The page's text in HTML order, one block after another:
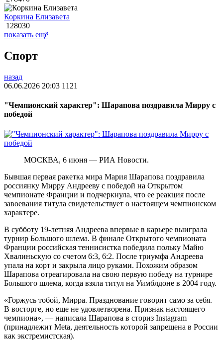
Коркина Елизавета
128030
показать ещё
Спорт
назад
06.06.2026 20:03 1121
"Чемпионский характер": Шарапова поздравила Мирру с
победой
МОСКВА, 6 июня — РИА Новости.
Бывшая первая ракетка мира Мария Шарапова поздравила
россиянку Мирру Андрееву с победой на Открытом
чемпионате Франции и подчеркнула, что ее реакция после
завоевания титула свидетельствует о настоящем чемпионском
характере.
В субботу 19-летняя Андреева впервые в карьере выиграла
турнир Большого шлема. В финале Открытого чемпионата
Франции российская теннисистка победила польку Майю
Хвалиньскую со счетом 6:3, 6:2. После триумфа Андреева
упала на корт и закрыла лицо руками. Похожим образом
Шарапова отреагировала на свою первую победу на турнире
Большого шлема, когда взяла титул на Уимблдоне в 2004 году.
«Горжусь тобой, Мирра. Празднование говорит само за себя.
В восторге, но еще не удовлетворена. Признак настоящего
чемпиона», — написала Шарапова в сториз Instagram
(принадлежит Meta, деятельность которой запрещена в России
как экстремистская).